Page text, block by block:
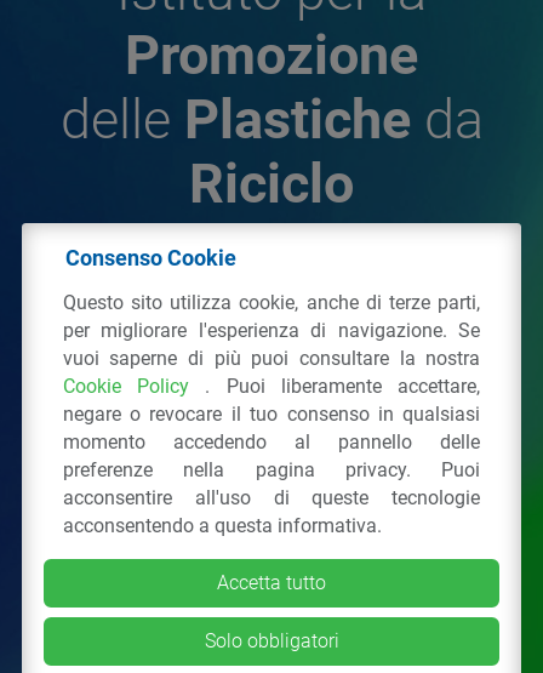
Promozione
delle Plastiche da
Riciclo
Plastiche da Riciclo
C.F. 97381090154
Via San Vittore 36 20123Milano (MI)
Tel.: 02 43928225.
Tutti i diritti riservati Privacy Policy &Cookie
Consenso Cookie
Questo sito utilizza cookie, anche di terze parti,
per migliorare l'esperienza di navigazione. Se
vuoi saperne di più puoi consultare la nostra
Cookie Policy . Puoi liberamente accettare,
negare o revocare il tuo consenso in qualsiasi
momento accedendo al pannello delle
preferenze nella pagina privacy. Puoi
acconsentire all'uso di queste tecnologie
acconsentendo a questa informativa.
Accetta tutto
Solo obbligatori